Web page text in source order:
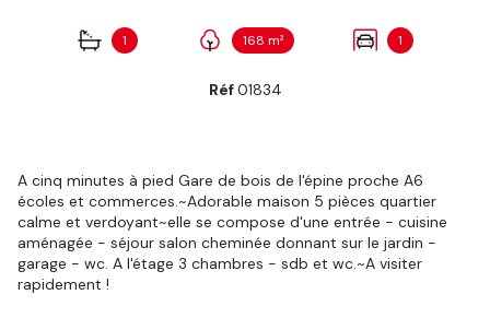
1 168 m² 1
Réf01834
A cinq minutes à pied Gare de bois de l'épine proche A6
écoles et commerces.~Adorable maison 5 pièces quartier
calme et verdoyant~elle se compose d'une entrée - cuisine
aménagée - séjour salon cheminée donnant sur le jardin -
garage - wc. A l'étage 3 chambres - sdb et wc.~A visiter
rapidement !